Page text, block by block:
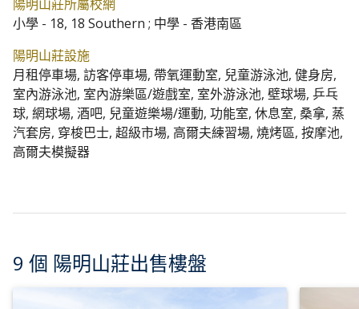
陽明山莊所屬校網
小學 - 18, 18 Southern ; 中學 - 香港南區
陽明山莊設施
月租停車場, 訪客停車場, 帶氧運動室, 兒童游泳池, 健身房,
室內游泳池, 室內游樂區/遊戲室, 室外游泳池, 壁球場, 乒乓
球, 網球場, 酒吧, 兒童遊樂場/運動, 功能室, 休息室, 桑拿, 蒸
汽套房, 穿梭巴士, 超級市場, 高爾夫練習場, 燒烤區, 按摩池,
高爾夫模擬器
9 個 陽明山莊出售樓盤